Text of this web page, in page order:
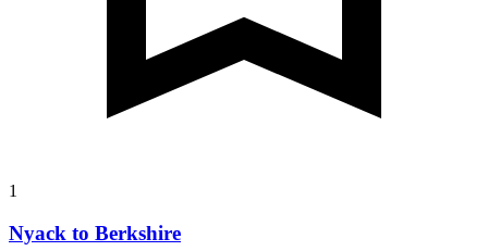
1
Nyack to Berkshire